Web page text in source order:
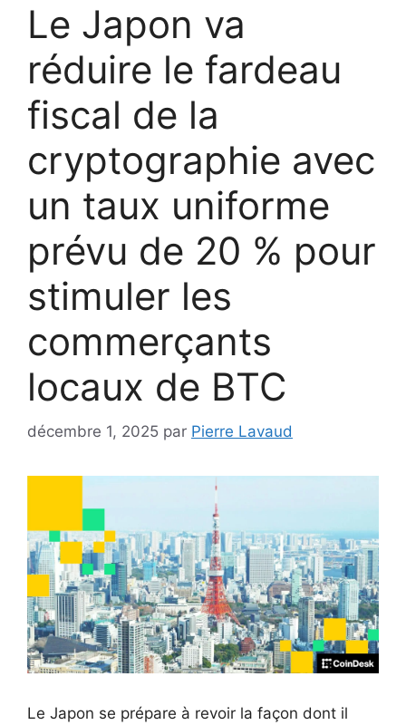
Le Japon va
réduire le fardeau
fiscal de la
cryptographie avec
un taux uniforme
prévu de 20 % pour
stimuler les
commerçants
locaux de BTC
décembre 1, 2025 par Pierre Lavaud
Le Japon se prépare à revoir la façon dont il